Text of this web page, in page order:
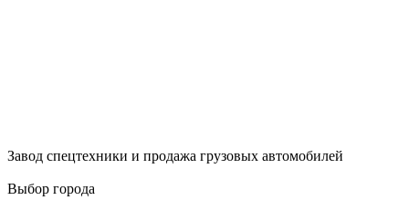
Завод спецтехники и продажа грузовых автомобилей
Выбор города